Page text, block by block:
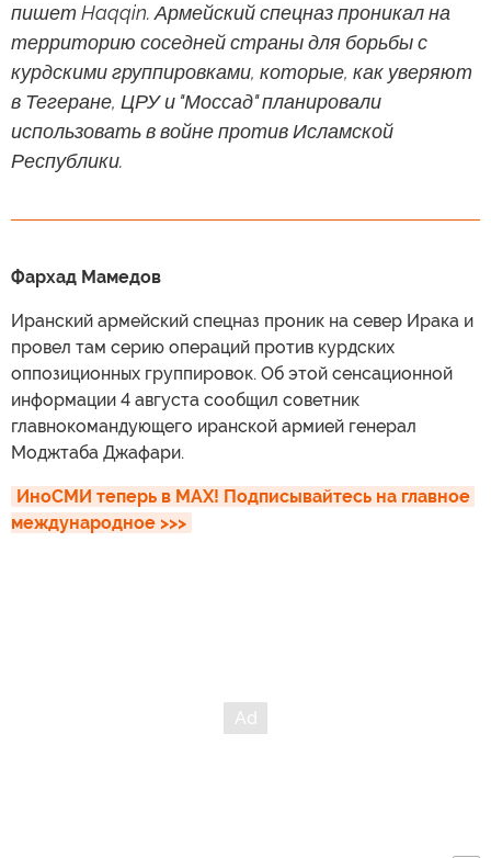
пишет Haqqin. Армейский спецназ проникал на
территорию соседней страны для борьбы с
курдскими группировками, которые, как уверяют
в Тегеране, ЦРУ и "Моссад" планировали
использовать в войне против Исламской
Республики.
Фархад Мамедов
Иранский армейский спецназ проник на север Ирака и
провел там серию операций против курдских
оппозиционных группировок. Об этой сенсационной
информации 4 августа сообщил советник
главнокомандующего иранской армией генерал
Моджтаба Джафари.
ИноСМИ теперь в MAX! Подписывайтесь на главное
международное >>>